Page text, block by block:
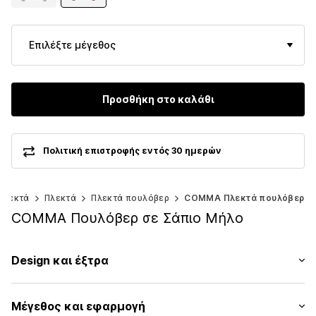
Επιλέξτε μέγεθος
Προσθήκη στο καλάθι
Πολιτική επιστροφής εντός 30 ημερών
Πλεκτά Πλεκτά πουλόβερ COMMA Πλεκτά πουλόβερ
COMMA Πουλόβερ σε Σάπιο Μήλο
Design και έξτρα
Πλεκτά
Μέγεθος και εφαρμογή